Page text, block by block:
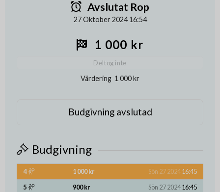
Avslutat Rop
27 Oktober 2024 16:54
1 000 kr
Deltog inte
Värdering 1 000 kr
Budgivning avslutad
Budgivning
4 1 000 kr Sön 27 202416:45
5
900 kr Sön 27 202416:45